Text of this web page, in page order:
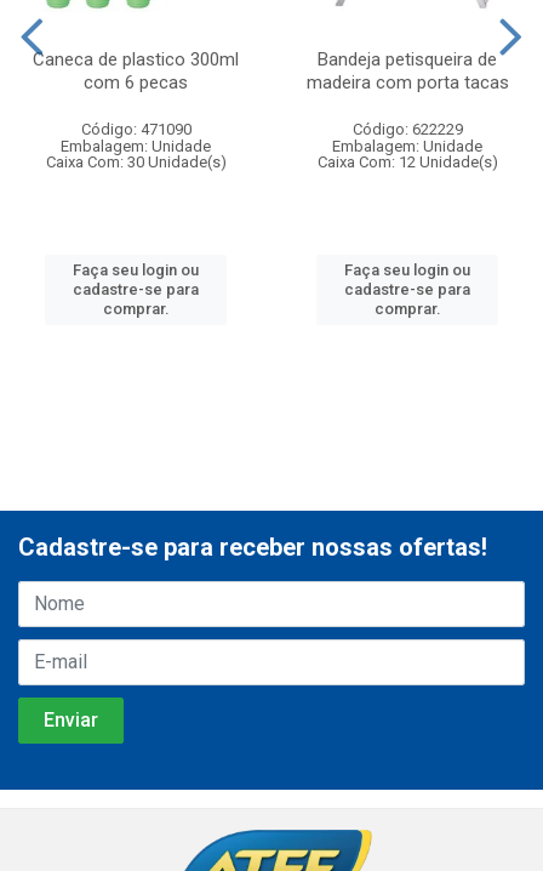
Caneca de plastico 300ml
com 6 pecas
Código: 471090
Embalagem: Unidade
Caixa Com: 30 Unidade(s)
Faça seu login ou
cadastre-se para
comprar.
Bandeja petisqueira de
madeira com porta tacas
Código: 622229
Embalagem: Unidade
Caixa Com: 12 Unidade(s)
Faça seu login ou
cadastre-se para
comprar.
Cadastre-se para receber nossas ofertas!